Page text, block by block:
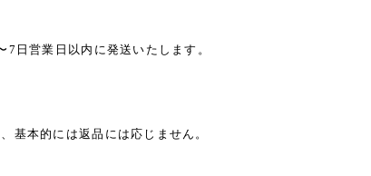
日営業日以内に発送いたします。
基本的には返品には応じません。